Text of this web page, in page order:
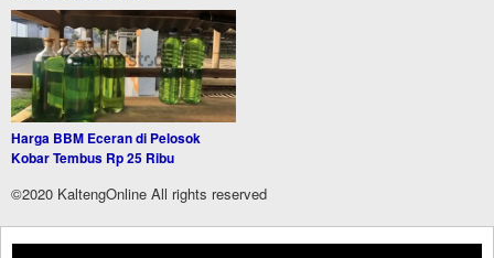
Harga BBM Eceran di Pelosok
Kobar Tembus Rp 25 Ribu
©2020 KaltengOnline All rights reserved